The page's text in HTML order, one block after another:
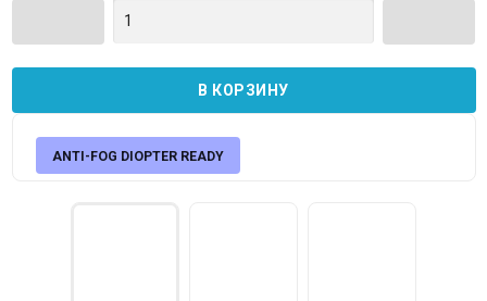
ANTI-FOG DIOPTER READY